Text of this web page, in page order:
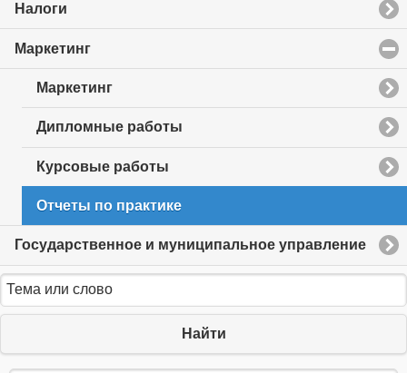
Налоги
Маркетинг
to
collapse
Маркетинг
Дипломные работы
Курсовые работы
Отчеты по практике
Государственное и муниципальное управление
Найти